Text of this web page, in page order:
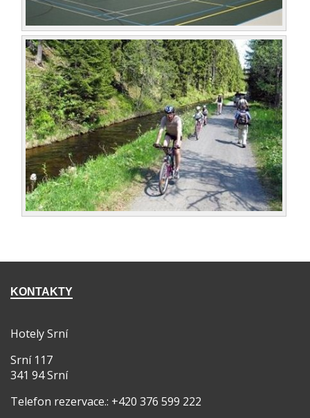
KONTAKTY
Hotely Srní
Srní 117
341 94 Srní
Telefon rezervace.: +420 376 599 222